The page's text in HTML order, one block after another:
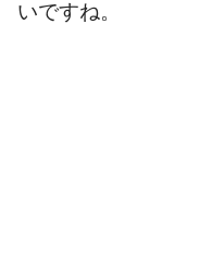
いですね。